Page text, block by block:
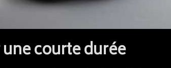
courte durée